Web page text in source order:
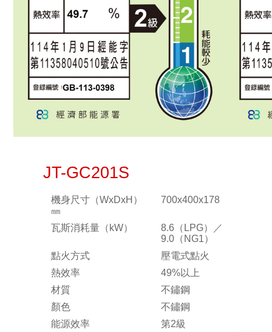
JT-GC201S
機身尺寸（WxDxH）
㎜
700x400x178
瓦斯消耗量（kW）
8.6（LPG）／
9.0（NG1）
點火方式
壓電式點火
熱效率
49%以上
材質
不鏽鋼
顏色
不鏽鋼
能源效率
第2級